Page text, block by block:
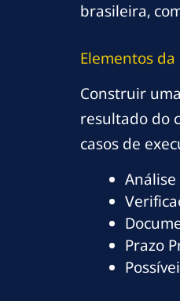
brasileira,
Elementos
Construir
resultado do
casos de
Prazo